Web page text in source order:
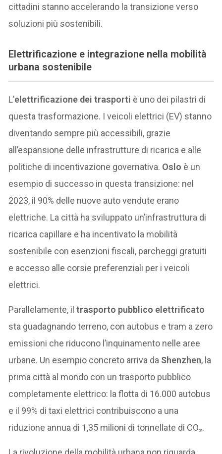
cittadini stanno accelerando la transizione verso
soluzioni più sostenibili.
Elettrificazione e integrazione nella mobilità
urbana sostenibile
L’elettrificazione dei trasporti è uno dei pilastri di
questa trasformazione. I veicoli elettrici (EV) stanno
diventando sempre più accessibili, grazie
all’espansione delle infrastrutture di ricarica e alle
politiche di incentivazione governativa. Oslo è un
esempio di successo in questa transizione: nel
2023, il 90% delle nuove auto vendute erano
elettriche. La città ha sviluppato un’infrastruttura di
ricarica capillare e ha incentivato la mobilità
sostenibile con esenzioni fiscali, parcheggi gratuiti
e accesso alle corsie preferenziali per i veicoli
elettrici.
Parallelamente, iltrasporto pubblico elettrificato
sta guadagnando terreno, con autobus e tram a zero
emissioni che riducono l’inquinamento nelle aree
urbane. Un esempio concreto arriva da Shenzhen, la
prima città al mondo con un trasporto pubblico
completamente elettrico: la flotta di 16.000 autobus
e il 99% di taxi elettrici contribuiscono a una
riduzione annua di 1,35 milioni di tonnellate di CO₂.